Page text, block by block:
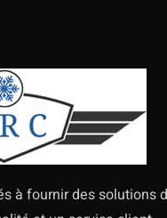
à fournir des solutions